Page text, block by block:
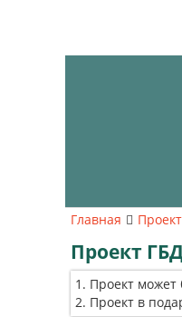
Главная
Проект
Проект
Проект в